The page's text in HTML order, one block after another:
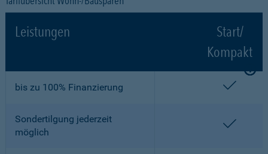
Leistungen
Start/
Kompakt
bis zu 100% Finanzierung
Sondertilgung jederzeit
möglich